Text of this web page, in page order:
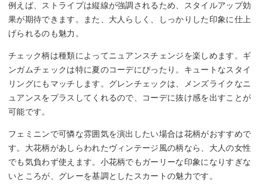
例えば、ストライプは縦線が強調されるため、スタイルアップ効
果が期待できます。また、大人らしく、しっかりした印象に仕上
げられるのも魅力。
チェック柄は種類によってニュアンスチェンジを楽しめます。ギ
ンガムチェックは特に夏のコーデにぴったり。キュートなスタイ
リングにもマッチします。グレンチェックは、メンズライクなニ
ュアンスをプラスしてくれるので、コーデに抜け感を出すことが
可能です。
フェミニンで可憐な雰囲気を演出したい場合は花柄がおすすめで
す。大花柄があしらわれたヴィンテージ風の柄なら、大人の女性
でも気負わず使えます。小花柄でもガーリーな印象になりすぎな
いところが、グレーを基調としたスカートの魅力です。